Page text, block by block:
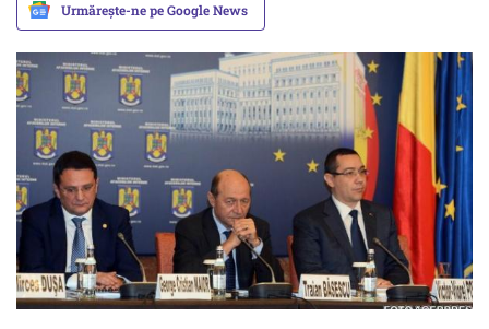
Urmărește-ne pe Google News